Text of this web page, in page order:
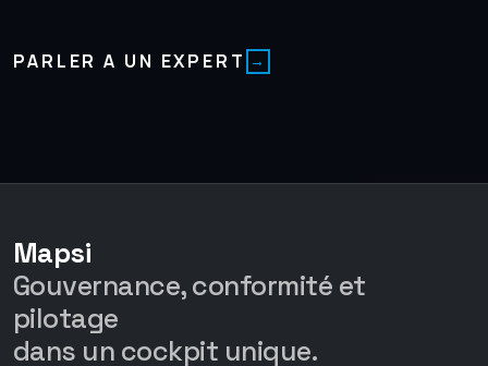
PARLER A UN EXPERT
Mapsi
Gouvernance, conformité et
pilotage
dans un cockpit unique.